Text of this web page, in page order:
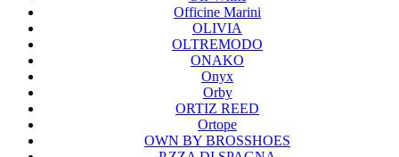
Officine Marini
OLIVIA
OLTREMODO
ONAKO
Onyx
Orby
ORTIZ REED
Ortope
OWN BY BROSSHOES